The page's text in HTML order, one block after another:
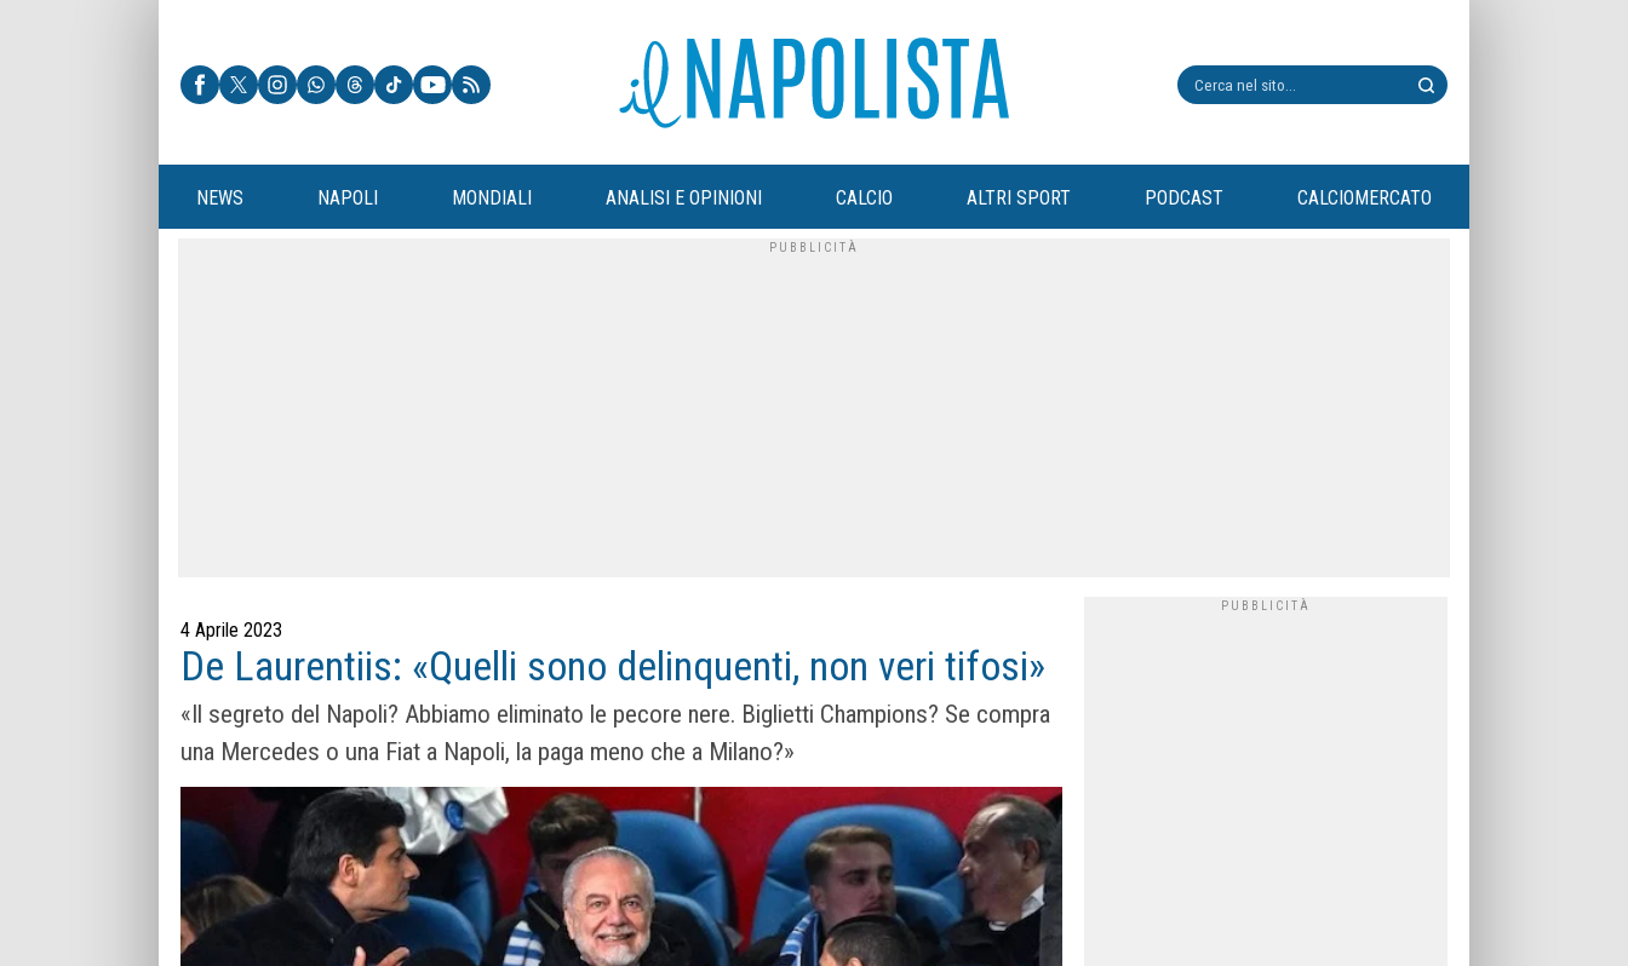
NEWS NAPOLI MONDIALI ANALISI E OPINIONI CALCIO ALTRI SPORT PODCAST CALCIOMERCATO
4 Aprile 2023
De Laurentiis: «Quelli sono delinquenti, non veri tifosi»
«Il segreto del Napoli? Abbiamo eliminato le pecore nere. Biglietti Champions? Se compra
una Mercedes o una Fiat a Napoli, la paga meno che a Milano?»